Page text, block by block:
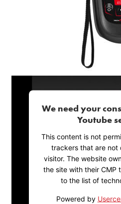
We need your
Youtube
This content is not
trackers that are not
visitor. The website
the site with their CMP
to the list of
Powered by